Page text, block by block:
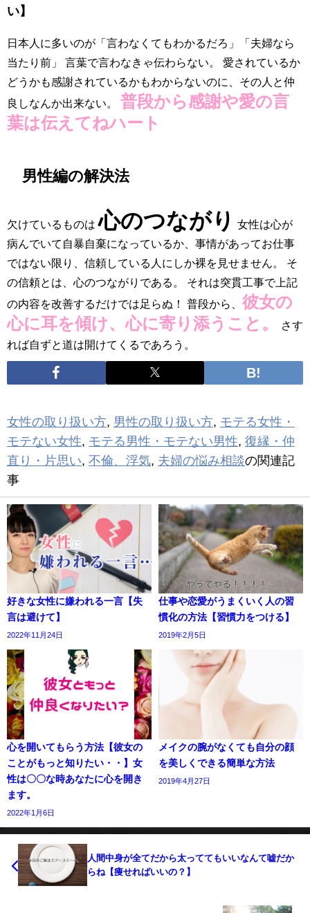
い】
日本人に多いのが「言わなくてもわかるだろ」「夫婦なら
当たり前」 言葉で言わなきゃ伝わらない。 愛されているか
どうかも感謝されているかもわからないのに、その人と仲
良しなんか出来ない。 普段から感謝や愛の言
葉は伝えてねハート
男性編の解決法
欠けているものは心のつながり
女性は心が
病んでいて自暴自棄になっているか、事情があってお仕事
ではない限り、信頼している人にしか裸を見せません。 そ
の信頼とは、心のつながりである。 それは突貫工事で上記
の内容を改善するだけでは足らぬ！ 普段から、 彼女の
心に耳を傾け、心に寄り添うこと。
さす
れば自ずと道は開けてくるであろう。
女性の取り扱い方, 男性の取り扱い方, モテる女性・
モテない女性, モテる男性・モテない男性, 復縁・仲
直り・片思い, 不倫、浮気, 夫婦の悩み相談の関連記
事
好きな女性に嫌われる一言【失
言は避けて】
2022年11月24日
仕事や恋愛がうまくいく人の習
慣化の方法【習慣力をつける】
2019年2月5日
心を開いてもらう方法【彼女の
ことがもっと知りたい・・】女
性は〇〇な時あなたに心を開き
ます。
2022年1月6日
メイクの腕がなくても自分の顔
を美しくできる簡単な方法
2019年4月27日
人間中身が全てだから太っててもいいなんて嘘だか
らね【痩せればいいの？】